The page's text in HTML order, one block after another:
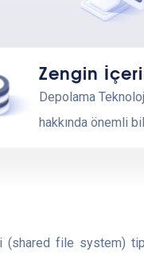
Zengin
Depolama
hakkında önemli
file system)